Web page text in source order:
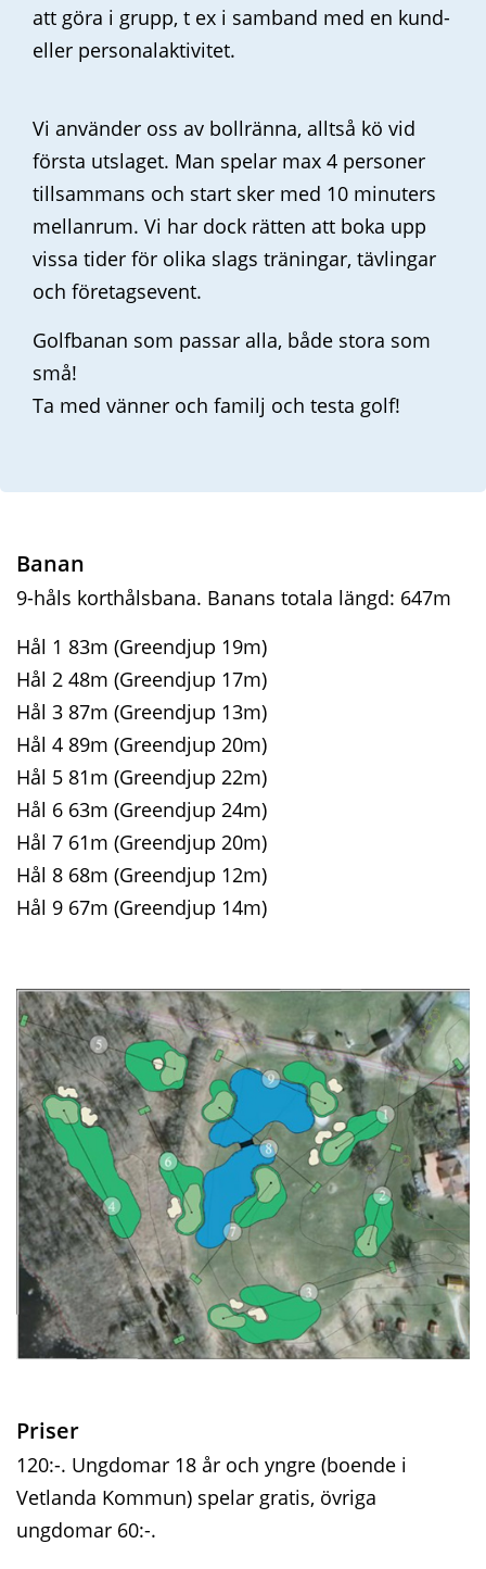
att göra i grupp, t ex i samband med en kund-
eller personalaktivitet.
Vi använder oss av bollränna, alltså kö vid
första utslaget. Man spelar max 4 personer
tillsammans och start sker med 10 minuters
mellanrum. Vi har dock rätten att boka upp
vissa tider för olika slags träningar, tävlingar
och företagsevent.
Golfbanan som passar alla, både stora som
små!
Ta med vänner och familj och testa golf!
Banan
9-håls korthålsbana. Banans totala längd: 647m
Hål 1 83m (Greendjup 19m)
Hål 2 48m (Greendjup 17m)
Hål 3 87m (Greendjup 13m)
Hål 4 89m (Greendjup 20m)
Hål 5 81m (Greendjup 22m)
Hål 6 63m (Greendjup 24m)
Hål 7 61m (Greendjup 20m)
Hål 8 68m (Greendjup 12m)
Hål 9 67m (Greendjup 14m)
Priser
120:-. Ungdomar 18 år och yngre (boende i
Vetlanda Kommun) spelar gratis, övriga
ungdomar 60:-.